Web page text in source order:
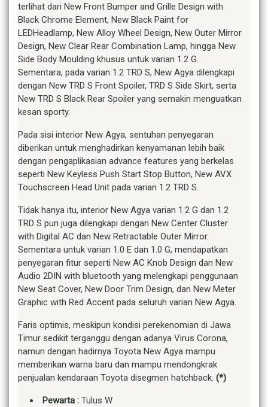
terlihat dari New Front Bumper and Grille Design with
Black Chrome Element, New Black Paint for
LEDHeadlamp, New Alloy Wheel Design, New Outer Mirror
Design, New Clear Rear Combination Lamp, hingga New
Side Body Moulding khusus untuk varian 1.2 G.
Sementara, pada varian 1.2 TRD S, New Agya dilengkapi
dengan New TRD S Front Spoiler, TRD S Side Skirt, serta
New TRD S Black Rear Spoiler yang semakin menguatkan
kesan sporty.
Pada sisi interior New Agya, sentuhan penyegaran
diberikan untuk menghadirkan kenyamanan lebih baik
dengan pengaplikasian advance features yang berkelas
seperti New Keyless Push Start Stop Button, New AVX
Touchscreen Head Unit pada varian 1.2 TRD S.
Tidak hanya itu, interior New Agya varian 1.2 G dan 1.2
TRD S pun juga dilengkapi dengan New Center Cluster
with Digital AC dan New Retractable Outer Mirror.
Sementara untuk varian 1.0 E dan 1.0 G, mendapatkan
penyegaran fitur seperti New AC Knob Design dan New
Audio 2DIN with bluetooth yang melengkapi penggunaan
New Seat Cover, New Door Trim Design, dan New Meter
Graphic with Red Accent pada seluruh varian New Agya.
Faris optimis, meskipun kondisi perekenomian di Jawa
Timur sedikit terganggu dengan adanya Virus Corona,
namun dengan hadirnya Toyota New Agya mampu
memberikan warna baru dan mampu mendongkrak
penjualan kendaraan Toyota disegmen hatchback. (*)
Pewarta : Tulus W